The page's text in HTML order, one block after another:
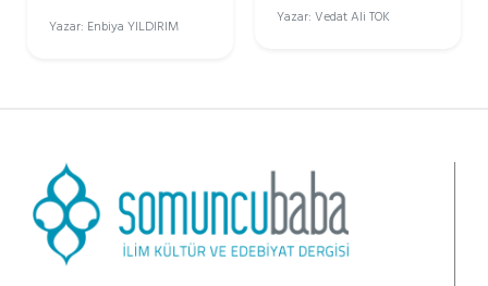
Yazar: Enbiya YILDIRIM
Yazar: Vedat Ali TOK